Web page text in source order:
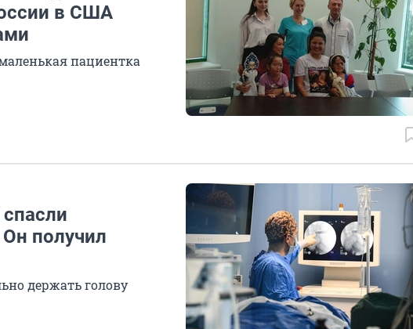
в США
пациентка
получил
держать голову